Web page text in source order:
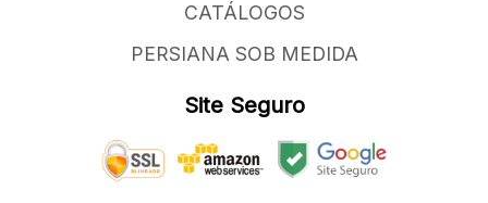
CATÁLOGOS
PERSIANA SOB MEDIDA
Site Seguro